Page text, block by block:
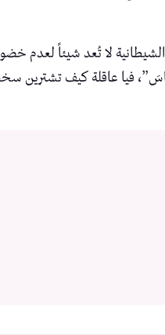
لا تُعد شيئاً لعدم
فيا عاقلة كيف تشترين